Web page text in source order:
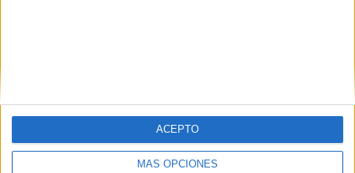
MÁS OPCIONES
ACEPTO